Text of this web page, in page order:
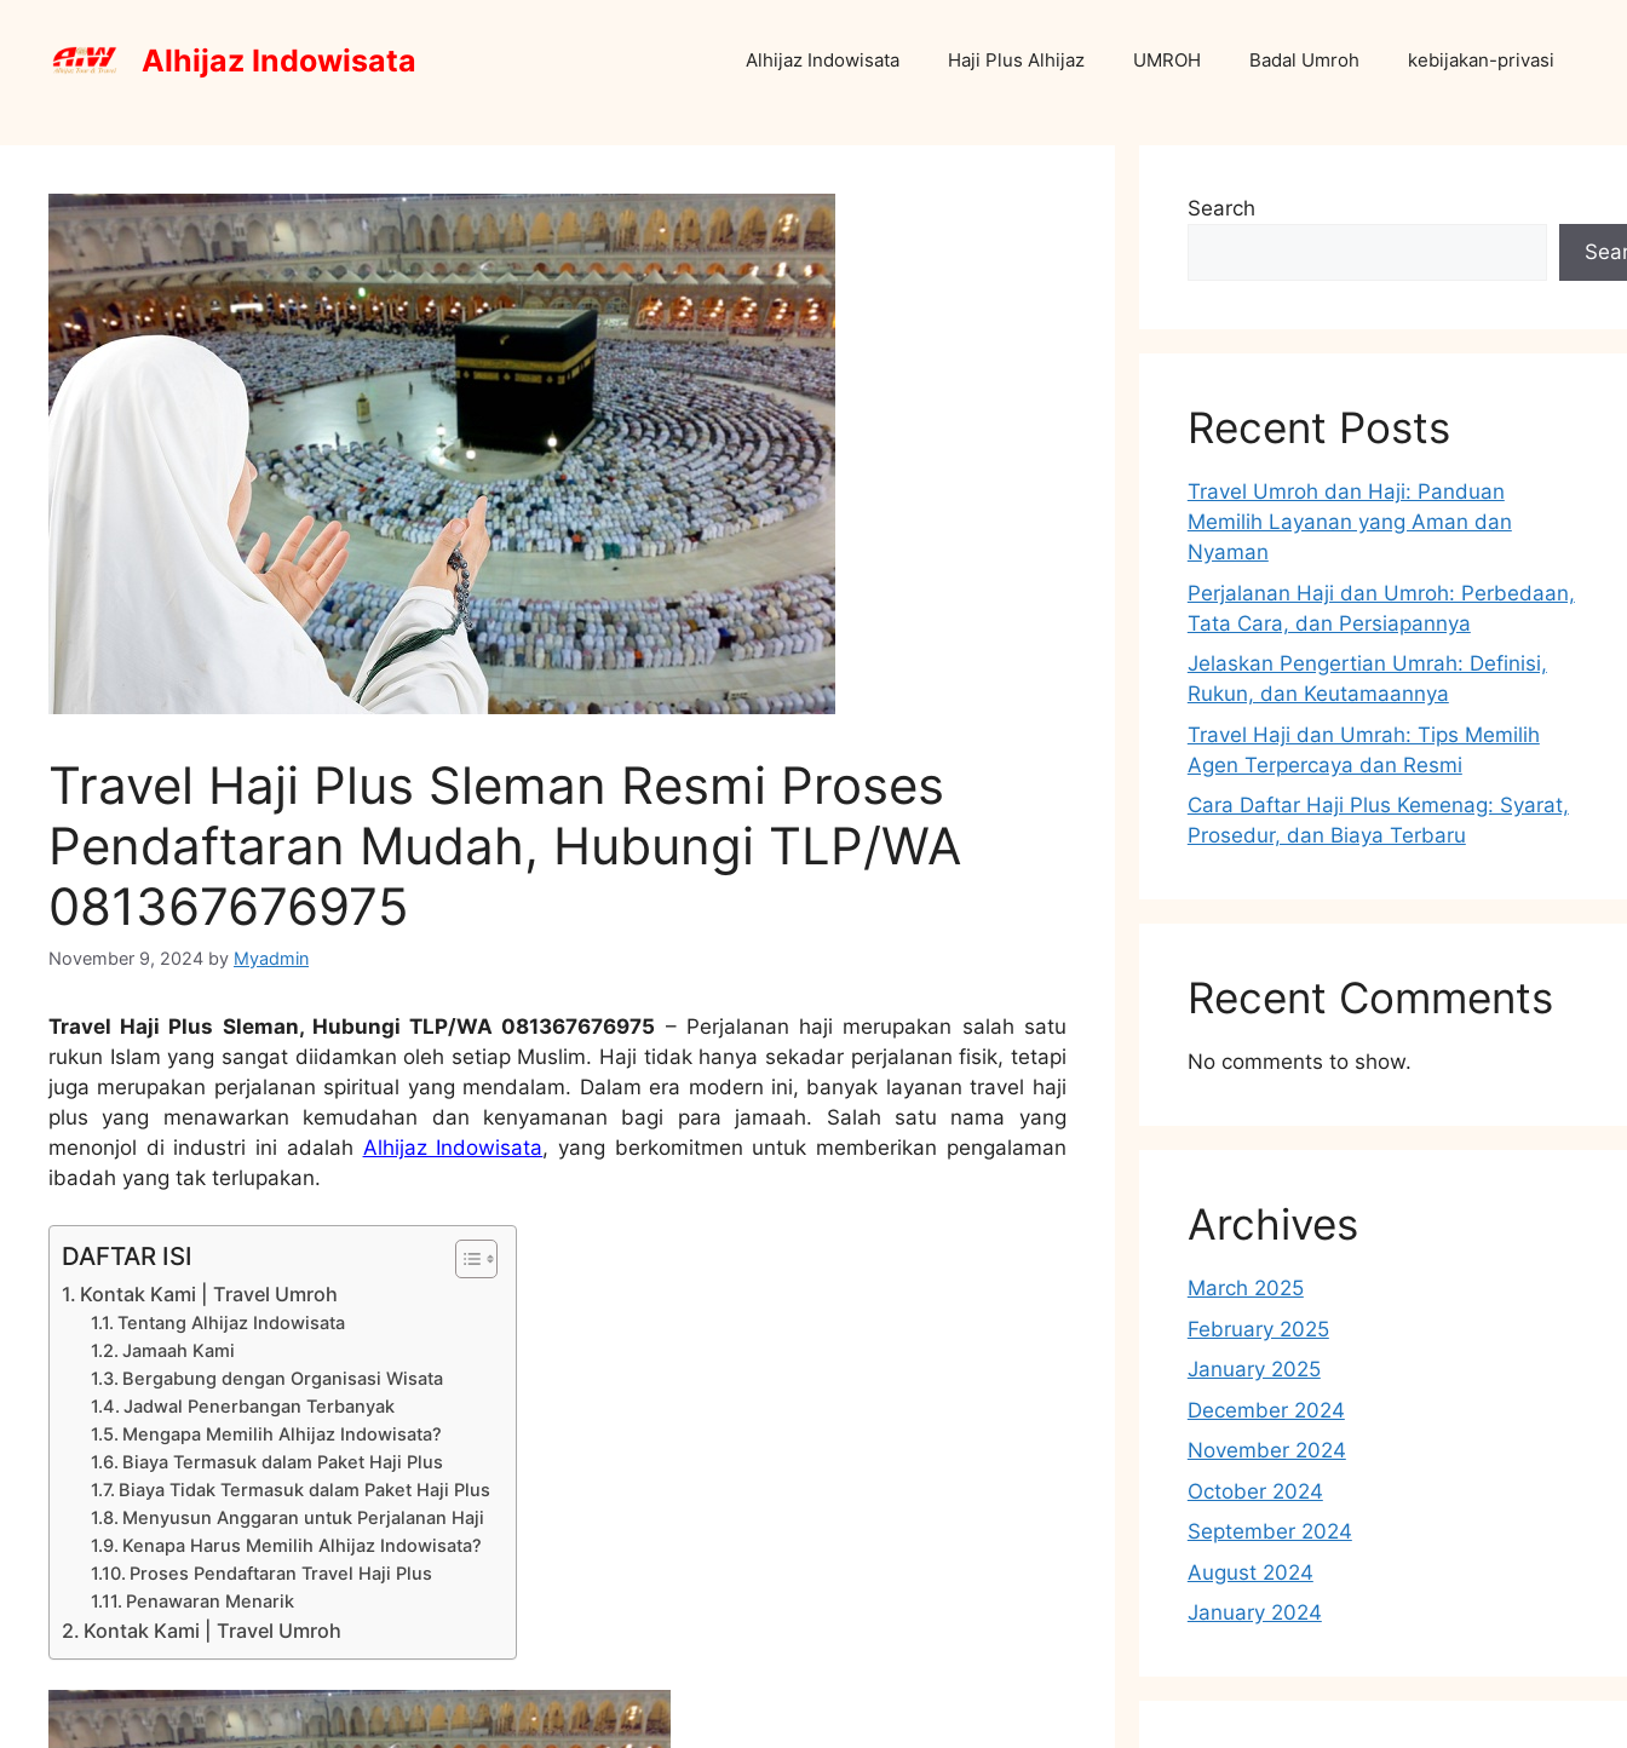
content
Alhijaz Indowisata Alhijaz Indowisata Haji Plus Alhijaz UMROH Badal Umroh kebijakan-privasi
Travel Haji Plus Sleman Resmi Proses
Pendaftaran Mudah, Hubungi TLP/WA
081367676975
November 9, 2024 by Myadmin
Travel Haji Plus Sleman, Hubungi TLP/WA 081367676975 – Perjalanan haji merupakan salah satu
rukun Islam yang sangat diidamkan oleh setiap Muslim. Haji tidak hanya sekadar perjalanan fisik, tetapi
juga merupakan perjalanan spiritual yang mendalam. Dalam era modern ini, banyak layanan travel haji
plus yang menawarkan kemudahan dan kenyamanan bagi para jamaah. Salah satu nama yang
menonjol di industri ini adalah Alhijaz Indowisata, yang berkomitmen untuk memberikan pengalaman
ibadah yang tak terlupakan.
DAFTAR ISI
Kontak Kami | Travel Umroh
Tentang Alhijaz Indowisata
Jamaah Kami
Bergabung dengan Organisasi Wisata
Jadwal Penerbangan Terbanyak
Mengapa Memilih Alhijaz Indowisata?
Biaya Termasuk dalam Paket Haji Plus
Biaya Tidak Termasuk dalam Paket Haji Plus
Menyusun Anggaran untuk Perjalanan Haji
Kenapa Harus Memilih Alhijaz Indowisata?
Proses Pendaftaran Travel Haji Plus
Penawaran Menarik
Kontak Kami | Travel Umroh
Search
Recent Posts
Travel Umroh dan Haji: Panduan
Memilih Layanan yang Aman dan
Nyaman
Perjalanan Haji dan Umroh: Perbedaan,
Tata Cara, dan Persiapannya
Jelaskan Pengertian Umrah: Definisi,
Rukun, dan Keutamaannya
Travel Haji dan Umrah: Tips Memilih
Agen Terpercaya dan Resmi
Cara Daftar Haji Plus Kemenag: Syarat,
Prosedur, dan Biaya Terbaru
Recent Comments
No comments to show.
Archives
March 2025
February 2025
January 2025
December 2024
November 2024
October 2024
September 2024
August 2024
January 2024